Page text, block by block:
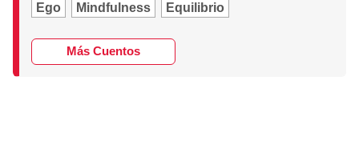
Ego Mindfulness Equilibrio
Más Cuentos